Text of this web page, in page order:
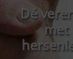
Dé
met